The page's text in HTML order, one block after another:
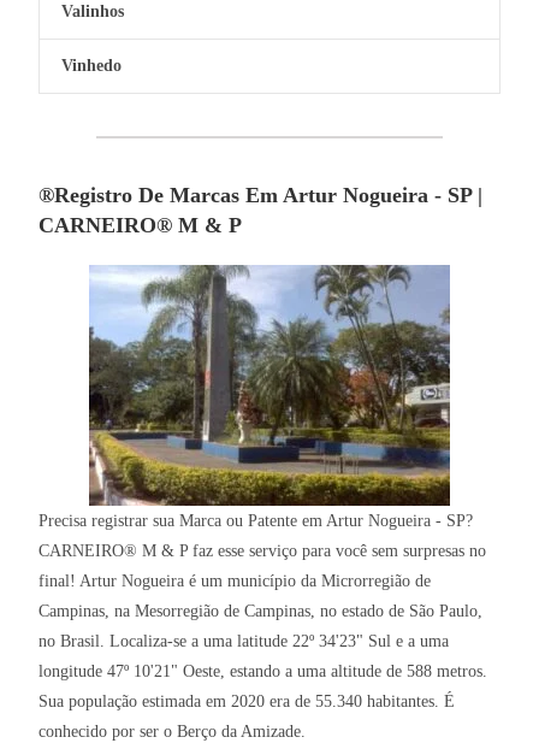
Valinhos
Vinhedo
®Registro De Marcas Em Artur Nogueira - SP |
CARNEIRO® M & P
Precisa registrar sua Marca ou Patente em Artur Nogueira - SP?
CARNEIRO® M & P faz esse serviço para você sem surpresas no
final! Artur Nogueira é um município da Microrregião de
Campinas, na Mesorregião de Campinas, no estado de São Paulo,
no Brasil. Localiza-se a uma latitude 22º 34'23" Sul e a uma
longitude 47º 10'21" Oeste, estando a uma altitude de 588 metros.
Sua população estimada em 2020 era de 55.340 habitantes. É
conhecido por ser o Berço da Amizade.